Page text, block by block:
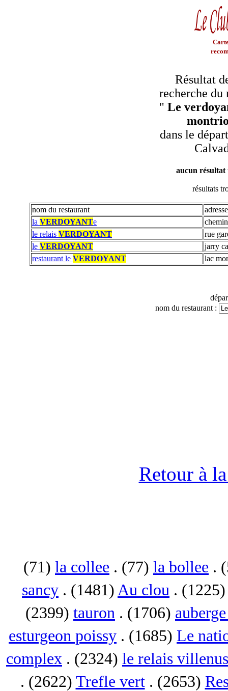
Résultat
recherche du
" Le
dans le
aucun
résultats
nom du restaurant
adresse
la VERDOYANTe
le relais VERDOYANT
rue
le VERDOYANT
jarry
restaurant le VERDOYANT lac
nom du restaurant :
Retour à
(71) la collee . (77) la bollee .
sancy . (1481) Au clou .
(2399) tauron . (1706)
esturgeon poissy . (1685) Le
complex . (2324) le relais villenus
. (2622) Trefle vert. (2653)